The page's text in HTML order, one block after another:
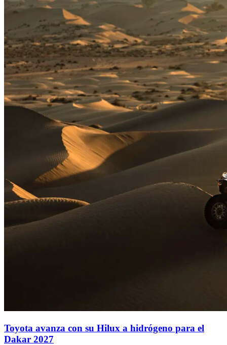
Toyota avanza con su Hilux a hidrógeno para el
Dakar 2027